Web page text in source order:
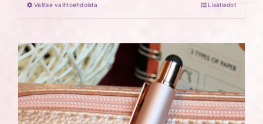
Valitse vaihtoehdoistaTällä
on
useampi
muunnelma.
Voit
tehdä
Lisätiedot